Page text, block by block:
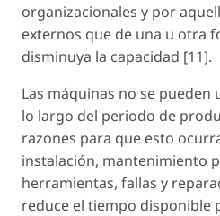
organizacionales y por
externos que de una u otra
disminuya la capacidad [11].
Las máquinas no se pueden
lo largo del periodo de
razones para que esto
instalación, mantenimiento
herramientas, fallas y
reduce el tiempo disponible